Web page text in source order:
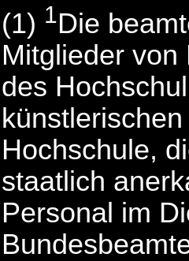
(1) 1Die
Mitglieder
des
Hochschule,
staatlich
Personal im